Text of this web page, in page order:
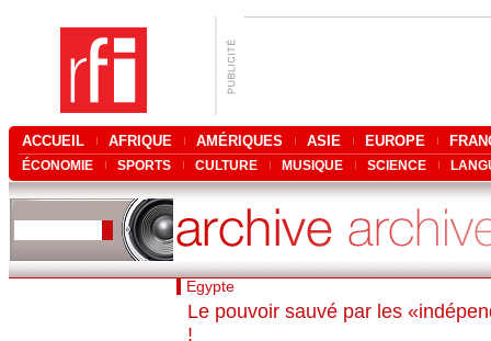
ACCUEIL AFRIQUE AMÉRIQUES ASIE EUROPE
ÉCONOMIE SPORTS CULTURE MUSIQUE SCIENCE
Egypte
Le pouvoir sauvé par les
!